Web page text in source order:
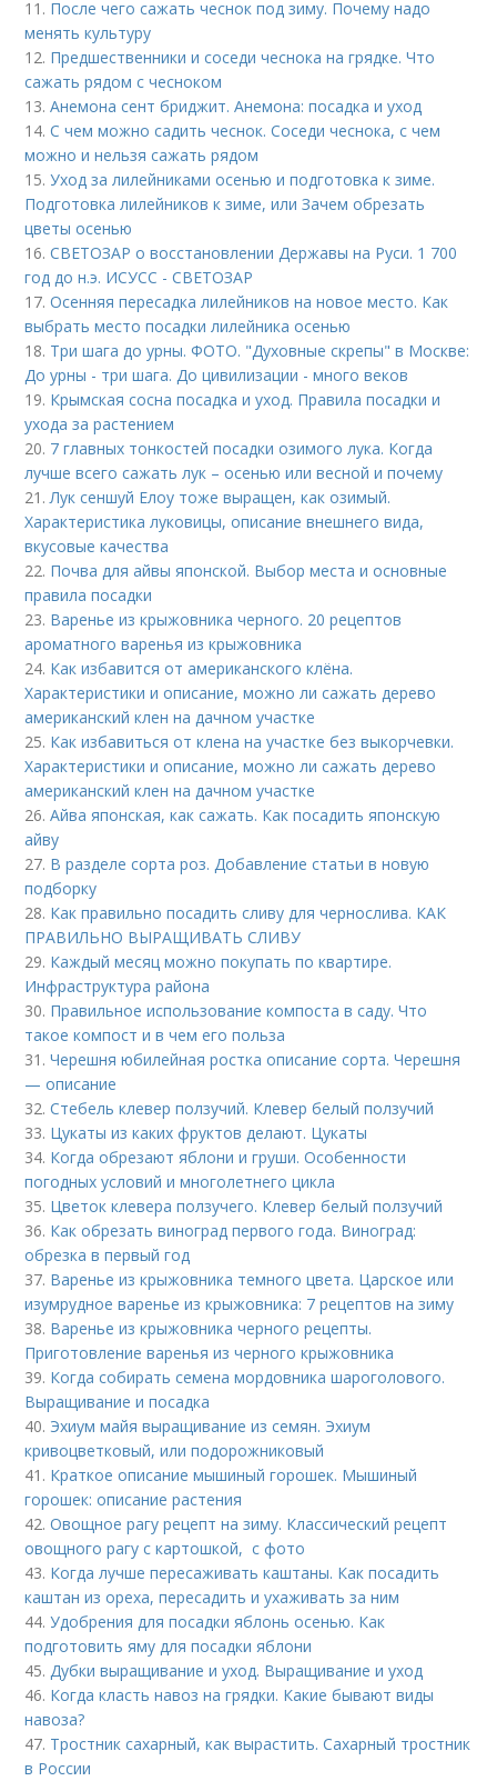
11. После чего сажать чеснок под зиму. Почему надо
менять культуру
12. Предшественники и соседи чеснока на грядке. Что
сажать рядом с чесноком
13.Анемона сент бриджит. Анемона: посадка и уход
14.С чем можно садить чеснок. Соседи чеснока, с чем
можно и нельзя сажать рядом
15.Уход за лилейниками осенью и подготовка к зиме.
Подготовка лилейников к зиме, или Зачем обрезать
цветы осенью
16.СВЕТОЗАР о восстановлении Державы на Руси. 1 700
год до н.э. ИСУСС - СВЕТОЗАР
17.Осенняя пересадка лилейников на новое место. Как
выбрать место посадки лилейника осенью
18. Три шага до урны. ФОТО. "Духовные скрепы" в Москве:
До урны - три шага. До цивилизации - много веков
19. Крымская сосна посадка и уход. Правила посадки и
ухода за растением
20. 7 главных тонкостей посадки озимого лука. Когда
лучше всего сажать лук – осенью или весной и почему
21.Лук сеншуй Елоу тоже выращен, как озимый.
Характеристика луковицы, описание внешнего вида,
вкусовые качества
22. Почва для айвы японской. Выбор места и основные
правила посадки
23. Варенье из крыжовника черного. 20 рецептов
ароматного варенья из крыжовника
24. Как избавится от американского клёна.
Характеристики и описание, можно ли сажать дерево
американский клен на дачном участке
25. Как избавиться от клена на участке без выкорчевки.
Характеристики и описание, можно ли сажать дерево
американский клен на дачном участке
26.Айва японская, как сажать. Как посадить японскую
айву
27. В разделе сорта роз. Добавление статьи в новую
подборку
28. Как правильно посадить сливу для чернослива. КАК
ПРАВИЛЬНО ВЫРАЩИВАТЬ СЛИВУ
29. Каждый месяц можно покупать по квартире.
Инфраструктура района
30. Правильное использование компоста в саду. Что
такое компост и в чем его польза
31.Черешня юбилейная ростка описание сорта. Черешня
— описание
32.Стебель клевер ползучий. Клевер белый ползучий
33. Цукаты из каких фруктов делают. Цукаты
34. Когда обрезают яблони и груши. Особенности
погодных условий и многолетнего цикла
35. Цветок клевера ползучего. Клевер белый ползучий
36. Как обрезать виноград первого года. Виноград:
обрезка в первый год
37. Варенье из крыжовника темного цвета. Царское или
изумрудное варенье из крыжовника: 7 рецептов на зиму
38. Варенье из крыжовника черного рецепты.
Приготовление варенья из черного крыжовника
39. Когда собирать семена мордовника шароголового.
Выращивание и посадка
40. Эхиум майя выращивание из семян. Эхиум
кривоцветковый, или подорожниковый
41. Краткое описание мышиный горошек. Мышиный
горошек: описание растения
42.Овощное рагу рецепт на зиму. Классический рецепт
овощного рагу с картошкой, с фото
43. Когда лучше пересаживать каштаны. Как посадить
каштан из ореха, пересадить и ухаживать за ним
44.Удобрения для посадки яблонь осенью. Как
подготовить яму для посадки яблони
45.Дубки выращивание и уход. Выращивание и уход
46. Когда класть навоз на грядки. Какие бывают виды
навоза?
47. Тростник сахарный, как вырастить. Сахарный тростник
в России